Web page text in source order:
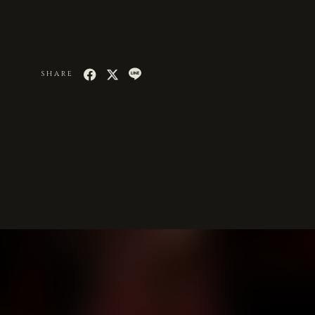
SHARE